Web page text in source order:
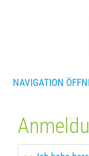
NAVIGATION